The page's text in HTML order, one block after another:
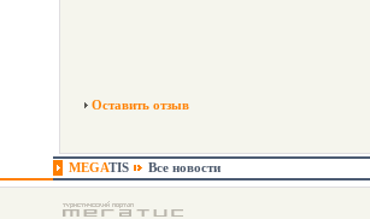
Оставить отзыв
MEGATIS Все новости